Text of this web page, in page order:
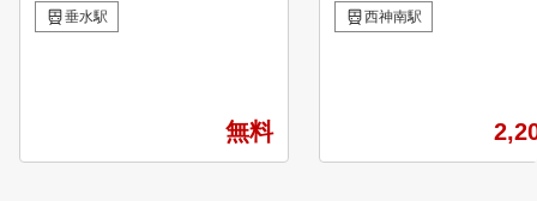
のレッスンプログラムを計画します。スイング徹底コ
ース、飛距離アップコース、スコアアップコースなど
トレッスン対応 コースを回られた際、練習場で練習さ
れた際に動画で確認し、いつでもサポートします。練
垂水駅
無料
ディア・ゴルフ・アカデ
を開催しています。 レベル別
合わせてクラスが選べま
西神南駅